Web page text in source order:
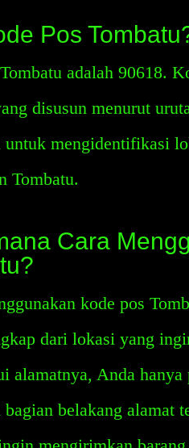
Pos
adalah 90618.
disusun menurut
untuk mengidentifikasi
Tombatu.
Cara
kode pos
dari lokasi yang
alamatnya, Anda
belakang alamat